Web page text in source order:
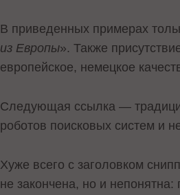
В приведенных примерах
из Европы». Также
европейское, немецкое
Следующая ссылка —
роботов поисковых систем и
Хуже всего с заголовком
не закончена, но и